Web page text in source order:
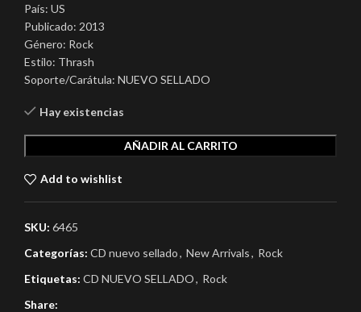
País: US
Publicado: 2013
Género: Rock
Estilo: Thrash
Soporte/Carátula: NUEVO SELLADO
Hay existencias
AÑADIR AL CARRITO
Add to wishlist
SKU: 6465
Categorías: CD nuevo sellado, New Arrivals, Rock
Etiquetas: CD NUEVO SELLADO, Rock
Share: